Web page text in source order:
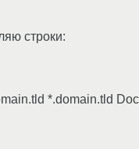
строки:
*.domain.tld